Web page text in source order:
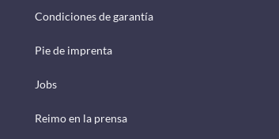
Condiciones de garantía
Pie de imprenta
Jobs
Reimo en la prensa